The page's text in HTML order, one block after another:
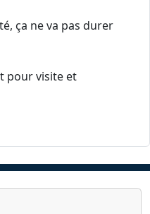
ça ne va pas durer
pour visite et